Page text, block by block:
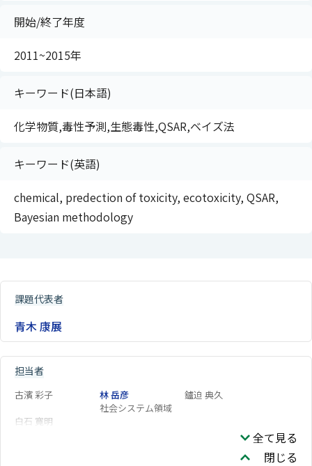
開始/終了年度
2011~2015年
キーワード(日本語)
化学物質,毒性予測,生態毒性,QSAR,ベイズ法
キーワード(英語)
chemical, predection of toxicity, ecotoxicity, QSAR,
Bayesian methodology
課題代表者
青木 康展
担当者
古濱 彩子
林 岳彦
社会システム領域
鑪迫 典久
白石 寛明
全て見る
閉じる